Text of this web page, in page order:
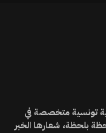
تونسية متخصصة في
بلحظة، شعارها الخبر